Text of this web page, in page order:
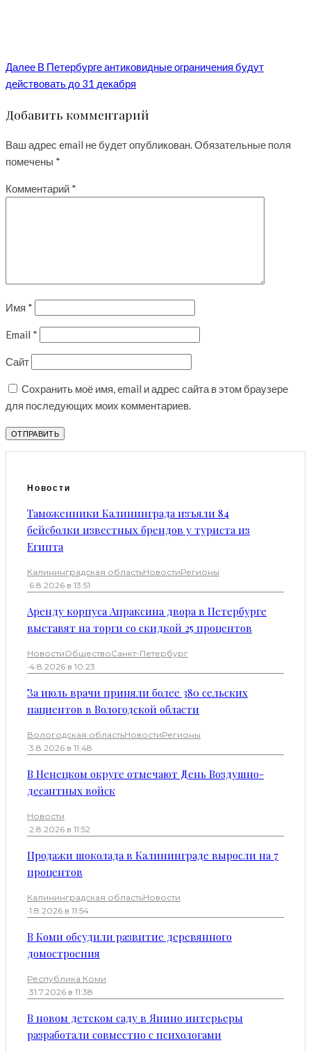
Далее В Петербурге антиковидные ограничения будут
действовать до 31 декабря
Добавить комментарий
Ваш адрес email не будет опубликован.Обязательные поля
помечены *
Комментарий *
Имя *
Email *
Сайт
Сохранить моё имя, email и адрес сайта в этом браузере
для последующих моих комментариев.
Новости
Таможенники Калининграда изъяли 84
бейсболки известных брендов у туриста из
Египта
Калининградская областьНовостиРегионы
·6.8.2026 в 13:51
Аренду корпуса Апраксина двора в Петербурге
выставят на торги со скидкой 25 процентов
НовостиОбществоСанкт-Петербург
·4.8.2026 в 10:23
За июль врачи приняли более 380 сельских
пациентов в Вологодской области
Вологодская областьНовостиРегионы
·3.8.2026 в 11:48
В Ненецком округе отмечают День Воздушно-
десантных войск
Новости
·2.8.2026 в 11:52
Продажи шоколада в Калининграде выросли на 7
процентов
Калининградская областьНовости
·1.8.2026 в 11:54
В Коми обсудили развитие деревянного
домостроения
Республика Коми
·31.7.2026 в 11:38
В новом детском саду в Янино интерьеры
разработали совместно с психологами